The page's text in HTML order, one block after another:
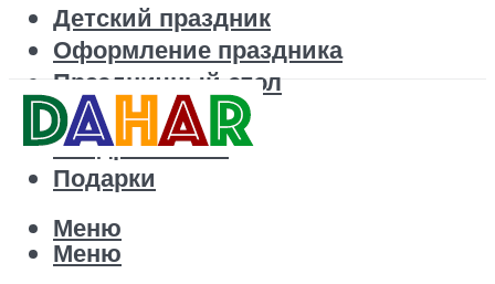
Детский праздник
Оформление праздника
Праздничный стол
Корпоратив
Поздравления
Подарки
Меню
Меню